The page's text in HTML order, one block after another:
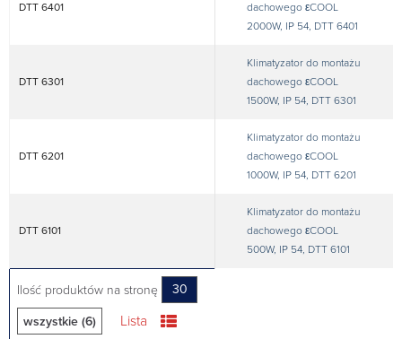
DTT 6401
dachowego εCOOL
2000W, IP 54, DTT 6401
DTT 6301
Klimatyzator do montażu
dachowego εCOOL
1500W, IP 54, DTT 6301
DTT 6201
Klimatyzator do montażu
dachowego εCOOL
1000W, IP 54, DTT 6201
DTT 6101
Klimatyzator do montażu
dachowego εCOOL
500W, IP 54, DTT 6101
Ilość produktów na stronę 30
wszystkie (6)
Lista